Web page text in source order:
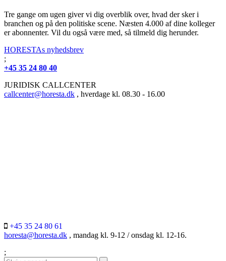
Tre gange om ugen giver vi dig overblik over, hvad der sker i
branchen og på den politiske scene. Næsten 4.000 af dine kolleger
er abonnenter. Vil du også være med, så tilmeld dig herunder.
HORESTAs nyhedsbrev
;
+45 35 24 80 40
JURIDISK CALLCENTER
callcenter@horesta.dk , hverdage kl. 08.30 - 16.00
+45 35 24 80 61
horesta@horesta.dk , mandag kl. 9-12 / onsdag kl. 12-16.
;